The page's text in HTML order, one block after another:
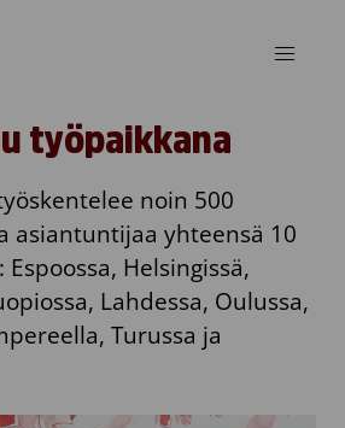
työpaikkana
noin 500
asiantuntijaa yhteensä 10
Helsingissä,
Lahdessa, Oulussa,
Turussa ja